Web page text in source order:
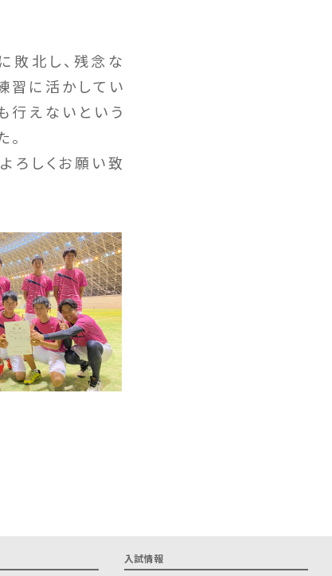
北し、残念な
習に活かしてい
行えないという
ろしくお願い致
入試情報